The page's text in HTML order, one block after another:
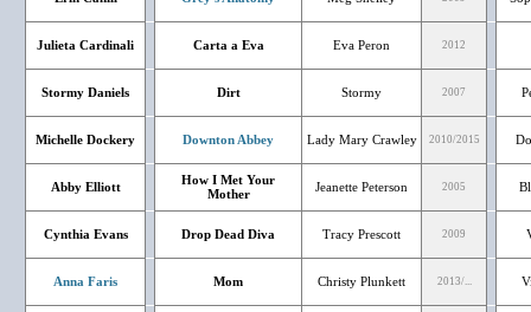
Julieta Cardinali Carta a Eva Eva Peron 2012
Stormy Daniels Dirt Stormy 2007
Michelle Dockery Downton Abbey Lady Mary Crawley 2010/2015
Abby Elliott
How I Met Your
Mother
Jeanette Peterson 2005
Cynthia Evans Drop Dead Diva Tracy Prescott 2009
Anna Faris Mom Christy Plunkett 2013/...